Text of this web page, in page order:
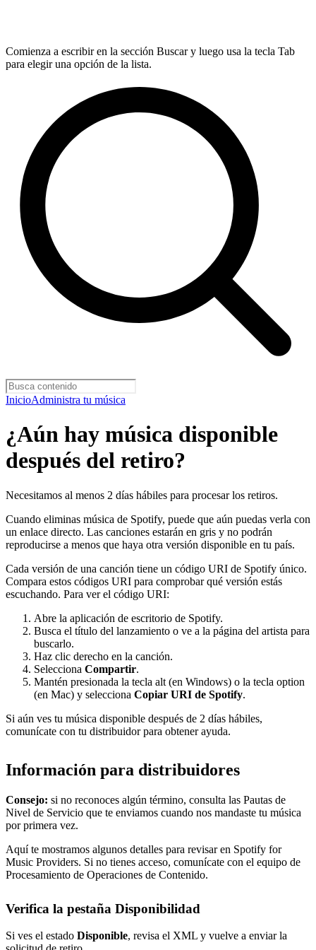
Comienza a escribir en la sección Buscar y luego usa la tecla Tab
para elegir una opción de la lista.
InicioAdministra tu música
¿Aún hay música disponible
después del retiro?
Necesitamos al menos 2 días hábiles para procesar los retiros.
Cuando eliminas música de Spotify, puede que aún puedas verla con
un enlace directo. Las canciones estarán en gris y no podrán
reproducirse a menos que haya otra versión disponible en tu país.
Cada versión de una canción tiene un código URI de Spotify único.
Compara estos códigos URI para comprobar qué versión estás
escuchando. Para ver el código URI:
Abre la aplicación de escritorio de Spotify.
Busca el título del lanzamiento o ve a la página del artista para
buscarlo.
Haz clic derecho en la canción.
Selecciona Compartir.
Mantén presionada la tecla alt (en Windows) o la tecla option
(en Mac) y selecciona Copiar URI de Spotify.
Si aún ves tu música disponible después de 2 días hábiles,
comunícate con tu distribuidor para obtener ayuda.
Información para distribuidores
Consejo: si no reconoces algún término, consulta las Pautas de
Nivel de Servicio que te enviamos cuando nos mandaste tu música
por primera vez.
Aquí te mostramos algunos detalles para revisar en Spotify for
Music Providers. Si no tienes acceso, comunícate con el equipo de
Procesamiento de Operaciones de Contenido.
Verifica la pestaña Disponibilidad
Si ves el estado Disponible, revisa el XML y vuelve a enviar la